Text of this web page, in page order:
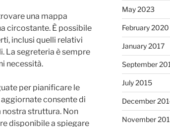
una mappa
circostante. È possibile
inclusi quelli relativi
La segreteria è sempre
necessità.
per pianificare le
consente di
struttura. Non
disponibile a spiegare
May 2023
February 2020
January 2017
September
July 2015
December
November